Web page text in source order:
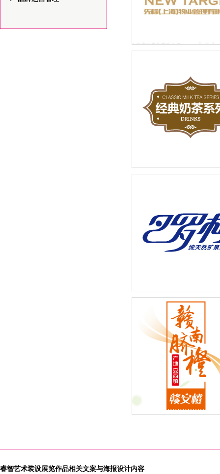
先标（上海）物业管理有
奶茶店招牌饮品宣传广告
巴罗柯矿泉水系列-新品包
睿智艺术装设展览作品相关文案与海报设计内容